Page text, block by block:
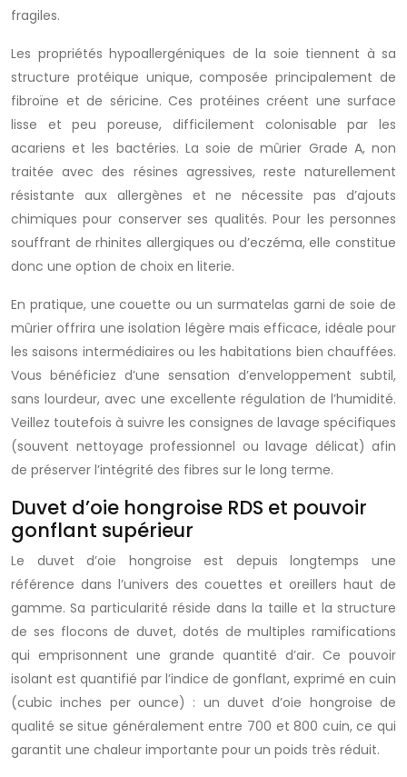
fragiles.
Les propriétés hypoallergéniques de la soie tiennent à sa
structure protéique unique, composée principalement de
fibroïne et de séricine. Ces protéines créent une surface
lisse et peu poreuse, difficilement colonisable par les
acariens et les bactéries. La soie de mûrier Grade A, non
traitée avec des résines agressives, reste naturellement
résistante aux allergènes et ne nécessite pas d’ajouts
chimiques pour conserver ses qualités. Pour les personnes
souffrant de rhinites allergiques ou d’eczéma, elle constitue
donc une option de choix en literie.
En pratique, une couette ou un surmatelas garni de soie de
mûrier offrira une isolation légère mais efficace, idéale pour
les saisons intermédiaires ou les habitations bien chauffées.
Vous bénéficiez d’une sensation d’enveloppement subtil,
sans lourdeur, avec une excellente régulation de l’humidité.
Veillez toutefois à suivre les consignes de lavage spécifiques
(souvent nettoyage professionnel ou lavage délicat) afin
de préserver l’intégrité des fibres sur le long terme.
Duvet d’oie hongroise RDS et pouvoir
gonflant supérieur
Le duvet d’oie hongroise est depuis longtemps une
référence dans l’univers des couettes et oreillers haut de
gamme. Sa particularité réside dans la taille et la structure
de ses flocons de duvet, dotés de multiples ramifications
qui emprisonnent une grande quantité d’air. Ce pouvoir
isolant est quantifié par l’indice de gonflant, exprimé en cuin
(cubic inches per ounce) : un duvet d’oie hongroise de
qualité se situe généralement entre 700 et 800 cuin, ce qui
garantit une chaleur importante pour un poids très réduit.